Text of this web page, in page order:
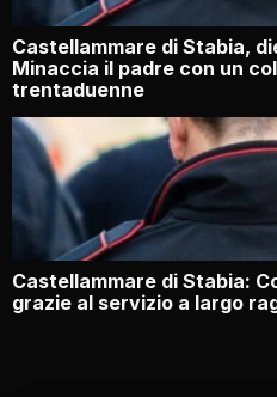
Castellammare di Stabia,
Minaccia il padre con un
trentaduenne
Castellammare di Stabia:
grazie al servizio a largo